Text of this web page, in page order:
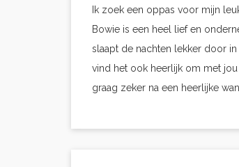
Ik zoek een oppas voor mijn
Bowie is een heel lief en
slaapt de nachten lekker door
vind het ook heerlijk om met
graag zeker na een heerlijke